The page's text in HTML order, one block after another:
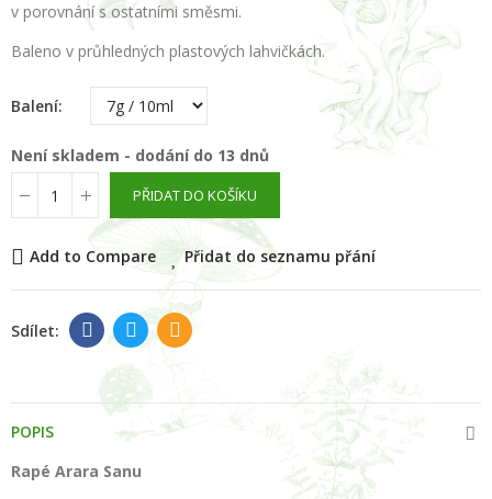
v porovnání s ostatními směsmi.
Baleno v průhledných plastových lahvičkách.
Balení
Není skladem - dodání do 13 dnů
PŘIDAT DO KOŠÍKU
Add to Compare Přidat do seznamu přání
POPIS
Rapé Arara Sanu